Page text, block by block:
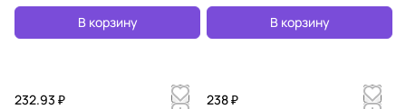
В корзину В корзину
232.93 ₽
238 ₽